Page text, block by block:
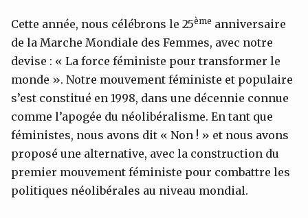
Cette année, nous célébrons le 25ème anniversaire
de la Marche Mondiale des Femmes, avec notre
devise : « La force féministe pour transformer le
monde ». Notre mouvement féministe et populaire
s’est constitué en 1998, dans une décennie connue
comme l’apogée du néolibéralisme. En tant que
féministes, nous avons dit « Non ! » et nous avons
proposé une alternative, avec la construction du
premier mouvement féministe pour combattre les
politiques néolibérales au niveau mondial.